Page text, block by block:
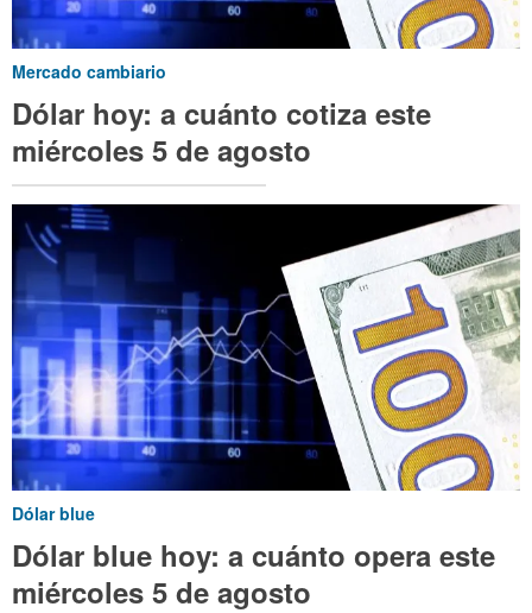
Mercado cambiario
Dólar hoy: a cuánto cotiza este
miércoles 5 de agosto
Dólar blue
Dólar blue hoy: a cuánto opera este
miércoles 5 de agosto